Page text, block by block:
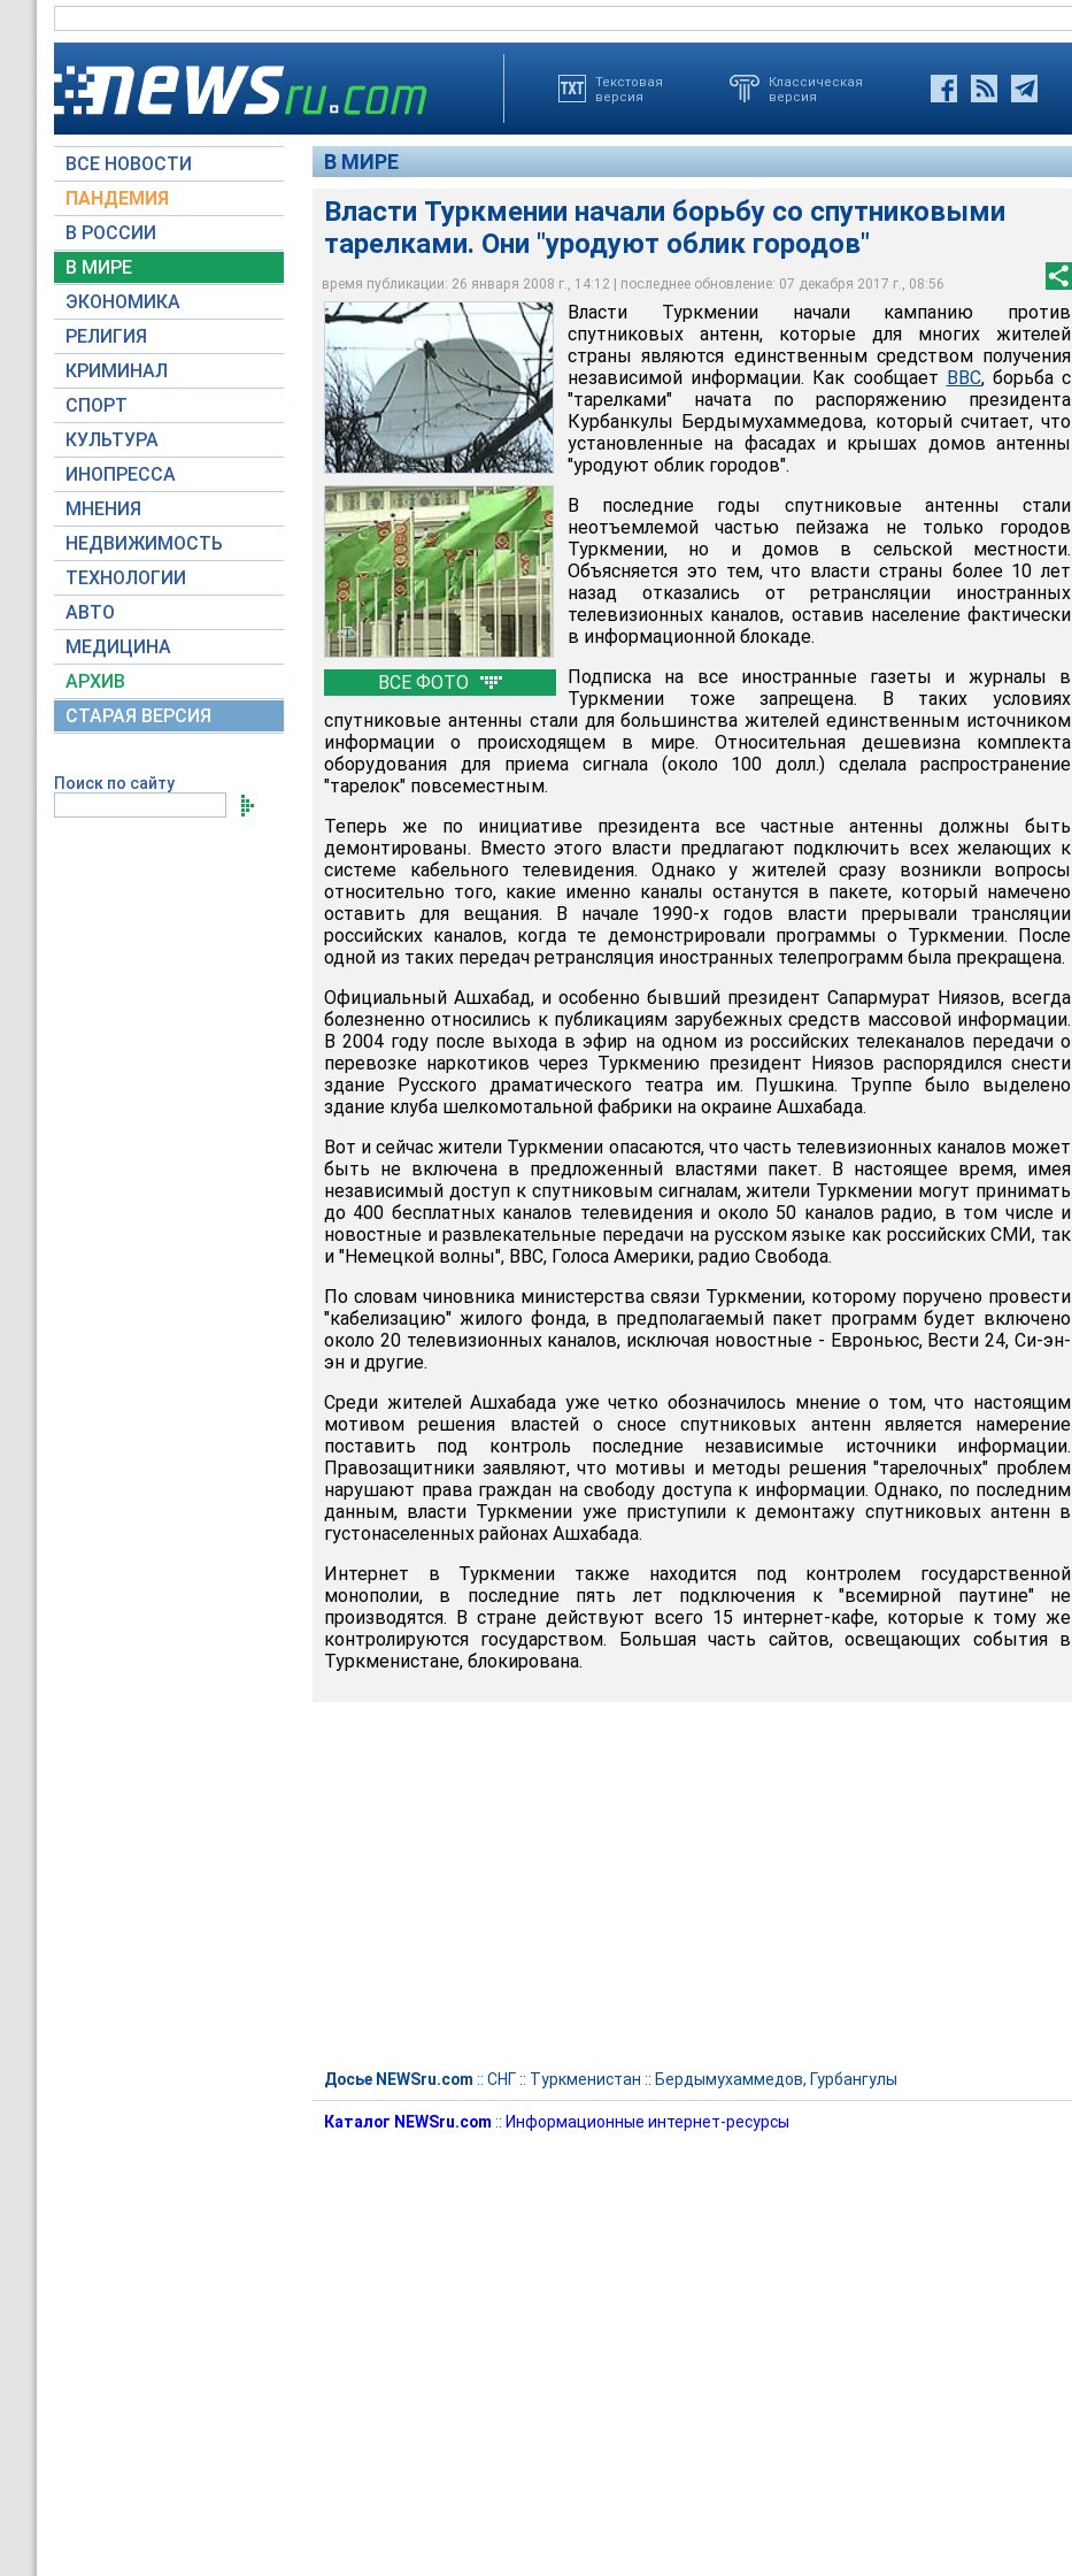
Текстовая
версия
Классическая
версия
ВСЕ НОВОСТИ
ПАНДЕМИЯ
В РОССИИ
В МИРЕ
ЭКОНОМИКА
РЕЛИГИЯ
КРИМИНАЛ
СПОРТ
КУЛЬТУРА
ИНОПРЕССА
МНЕНИЯ
НЕДВИЖИМОСТЬ
ТЕХНОЛОГИИ
АВТО
МЕДИЦИНА
АРХИВ
СТАРАЯ ВЕРСИЯ
Поиск по сайту
В МИРЕ
Власти Туркмении начали борьбу со спутниковыми
тарелками. Они "уродуют облик городов"
время публикации: 26 января 2008 г., 14:12 | последнее обновление: 07 декабря 2017 г., 08:56
ВСЕ ФОТО
Власти Туркмении начали борьбу со спутниковыми тарелками. Они "уродуют облик
городов"
НТВ
Официальный Ашхабад, и особенно бывший президент Сапармурат Ниязов, всегда
болезненно относились к публикациям зарубежных средств массовой информации.
НТВ
В последние годы спутниковые антенны стали неотъемлемой частью пейзажа не
только городов Туркмении, но и домов в сельской местности
Архив NEWSru.com
Власти Туркмении начали кампанию против
спутниковых антенн, которые для многих жителей
страны являются единственным средством получения
независимой информации. Как сообщает ВВС, борьба с
"тарелками" начата по распоряжению президента
Курбанкулы Бердымухаммедова, который считает, что
установленные на фасадах и крышах домов антенны
"уродуют облик городов".
В последние годы спутниковые антенны стали
неотъемлемой частью пейзажа не только городов
Туркмении, но и домов в сельской местности.
Объясняется это тем, что власти страны более 10 лет
назад отказались от ретрансляции иностранных
телевизионных каналов, оставив население фактически
в информационной блокаде.
Подписка на все иностранные газеты и журналы в
Туркмении тоже запрещена. В таких условиях
спутниковые антенны стали для большинства жителей единственным источником
информации о происходящем в мире. Относительная дешевизна комплекта
оборудования для приема сигнала (около 100 долл.) сделала распространение
"тарелок" повсеместным.
Теперь же по инициативе президента все частные антенны должны быть
демонтированы. Вместо этого власти предлагают подключить всех желающих к
системе кабельного телевидения. Однако у жителей сразу возникли вопросы
относительно того, какие именно каналы останутся в пакете, который намечено
оставить для вещания. В начале 1990-х годов власти прерывали трансляции
российских каналов, когда те демонстрировали программы о Туркмении. После
одной из таких передач ретрансляция иностранных телепрограмм была прекращена.
Официальный Ашхабад, и особенно бывший президент Сапармурат Ниязов, всегда
болезненно относились к публикациям зарубежных средств массовой информации.
В 2004 году после выхода в эфир на одном из российских телеканалов передачи о
перевозке наркотиков через Туркмению президент Ниязов распорядился снести
здание Русского драматического театра им. Пушкина. Труппе было выделено
здание клуба шелкомотальной фабрики на окраине Ашхабада.
Вот и сейчас жители Туркмении опасаются, что часть телевизионных каналов может
быть не включена в предложенный властями пакет. В настоящее время, имея
независимый доступ к спутниковым сигналам, жители Туркмении могут принимать
до 400 бесплатных каналов телевидения и около 50 каналов радио, в том числе и
новостные и развлекательные передачи на русском языке как российских СМИ, так
и "Немецкой волны", BBC, Голоса Америки, радио Свобода.
По словам чиновника министерства связи Туркмении, которому поручено провести
"кабелизацию" жилого фонда, в предполагаемый пакет программ будет включено
около 20 телевизионных каналов, исключая новостные - Евроньюс, Вести 24, Си-эн-
эн и другие.
Среди жителей Ашхабада уже четко обозначилось мнение о том, что настоящим
мотивом решения властей о сносе спутниковых антенн является намерение
поставить под контроль последние независимые источники информации.
Правозащитники заявляют, что мотивы и методы решения "тарелочных" проблем
нарушают права граждан на свободу доступа к информации. Однако, по последним
данным, власти Туркмении уже приступили к демонтажу спутниковых антенн в
густонаселенных районах Ашхабада.
Интернет в Туркмении также находится под контролем государственной
монополии, в последние пять лет подключения к "всемирной паутине" не
производятся. В стране действуют всего 15 интернет-кафе, которые к тому же
контролируются государством. Большая часть сайтов, освещающих события в
Туркменистане, блокирована.
Досье NEWSru.com :: СНГ:: Туркменистан :: Бердымухаммедов, Гурбангулы
Каталог NEWSru.com :: Информационные интернет-ресурсы